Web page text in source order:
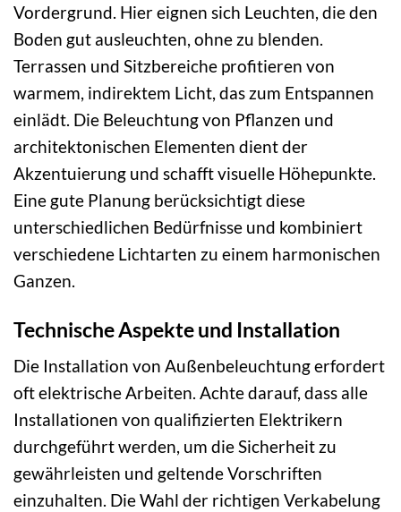
Vordergrund. Hier eignen sich Leuchten, die den
Boden gut ausleuchten, ohne zu blenden.
Terrassen und Sitzbereiche profitieren von
warmem, indirektem Licht, das zum Entspannen
einlädt. Die Beleuchtung von Pflanzen und
architektonischen Elementen dient der
Akzentuierung und schafft visuelle Höhepunkte.
Eine gute Planung berücksichtigt diese
unterschiedlichen Bedürfnisse und kombiniert
verschiedene Lichtarten zu einem harmonischen
Ganzen.
Technische Aspekte und Installation
Die Installation von Außenbeleuchtung erfordert
oft elektrische Arbeiten. Achte darauf, dass alle
Installationen von qualifizierten Elektrikern
durchgeführt werden, um die Sicherheit zu
gewährleisten und geltende Vorschriften
einzuhalten. Die Wahl der richtigen Verkabelung